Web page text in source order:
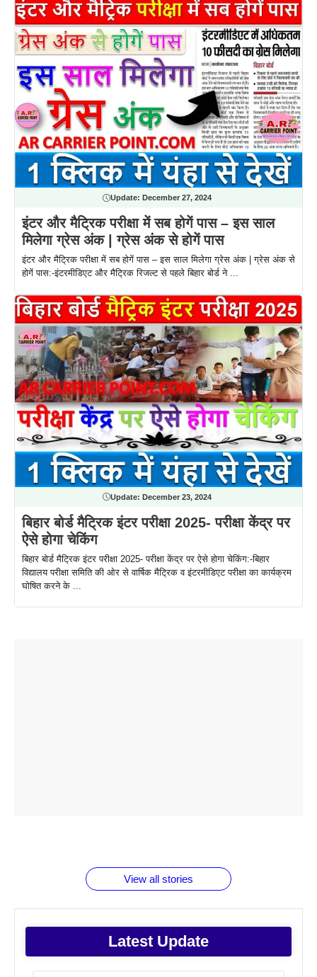
Update: December 27, 2024
इंटर और मैट्रिक परीक्षा में सब होगें पास – इस साल
मिलेगा ग्रेस अंक | ग्रेस अंक से होगें पास
इंटर और मैट्रिक परीक्षा में सब होगें पास – इस साल मिलेगा ग्रेस अंक | ग्रेस अंक से
होगें पास:-इंटरमीडिएट और मैट्रिक रिजल्ट से पहले बिहार बोर्ड ने ...
Update: December 23, 2024
बिहार बोर्ड मैट्रिक इंटर परीक्षा 2025- परीक्षा केंद्र पर
ऐसे होगा चेकिंग
बिहार बोर्ड मैट्रिक इंटर परीक्षा 2025- परीक्षा केंद्र पर ऐसे होगा चेकिंग:-बिहार
विद्यालय परीक्षा समिति की ओर से वार्षिक मैट्रिक व इंटरमीडिएट परीक्षा का कार्यक्रम
घोषित करने के ...
View all stories
Latest Update